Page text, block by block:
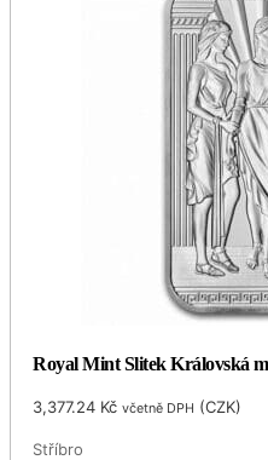
Royal Mint Slitek Královská
3,377.24 Kč včetně DPH (CZK)
Stříbro